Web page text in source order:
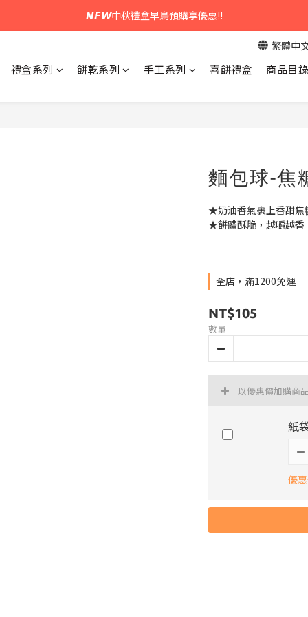
𝙉𝙀𝙒中秋禮盒早鳥預購享優惠!!
𝙉𝙀𝙒中秋禮盒早鳥預購享優惠!!
𝙉𝙀𝙒新朋友來報到～大寶礁蒜香新登場
繁體中
禮盒系列 餅乾系列 手工系列 喜餅禮盒 商品目錄
麵包球-焦
★奶油香氣裹上香甜焦
★餅體酥脆，越嚼越香
全店，滿1200免運
NT$105
數量
以優惠價加購商
紙
優